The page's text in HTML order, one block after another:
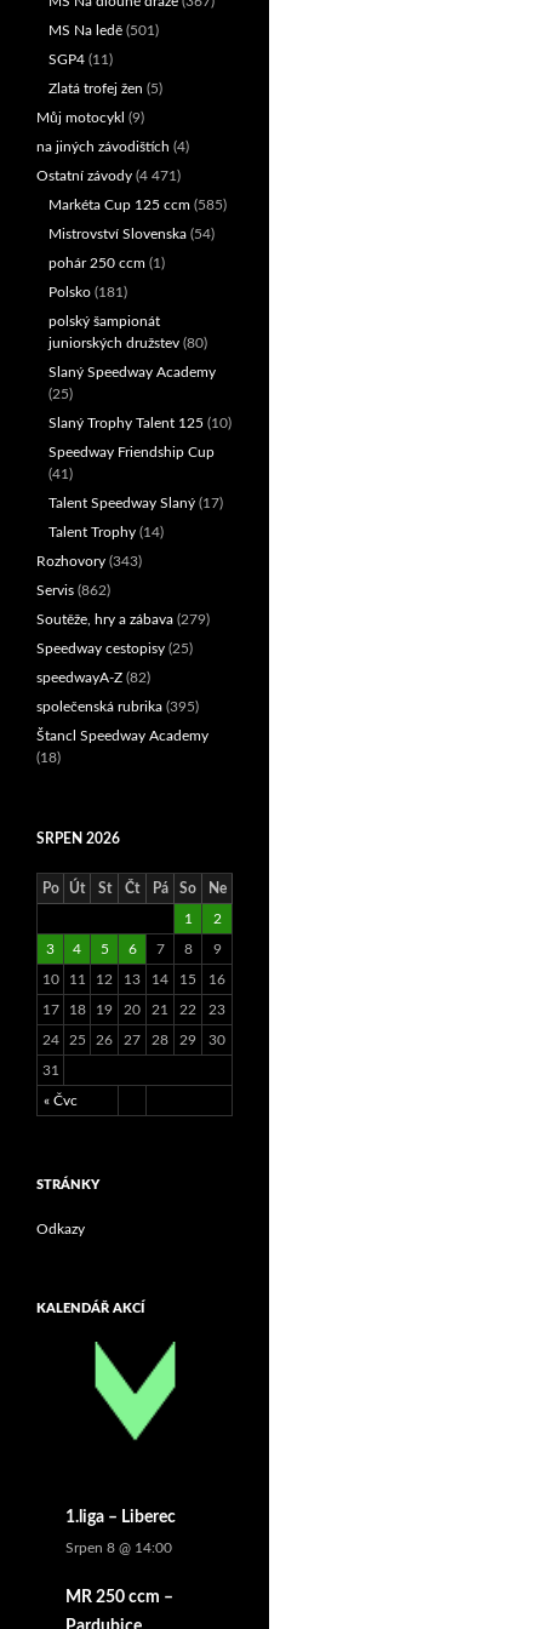
MS Na ledě (501)
SGP4 (11)
Zlatá trofej žen (5)
Můj motocykl (9)
na jiných závodištích (4)
Ostatní závody (4 471)
Markéta Cup 125 ccm (585)
Mistrovství Slovenska (54)
pohár 250 ccm (1)
Polsko (181)
polský šampionát
juniorských družstev (80)
Slaný Speedway Academy
(25)
Slaný Trophy Talent 125 (10)
Speedway Friendship Cup
(41)
Talent Speedway Slaný (17)
Talent Trophy (14)
Rozhovory (343)
Servis (862)
Soutěže, hry a zábava (279)
Speedway cestopisy (25)
speedwayA-Z (82)
společenská rubrika (395)
Štancl Speedway Academy
(18)
SRPEN 2026
Po Út St Čt Pá So Ne
« Čvc
1 2
3 4 5 6 7 8 9
10 11 12 13 14 15 16
17 18 19 20 21 22 23
24 25 26 27 28 29 30
31
STRÁNKY
Odkazy
KALENDÁŘ AKCÍ
1.liga – Liberec
Srpen 8 @ 14:00
MR 250 ccm –